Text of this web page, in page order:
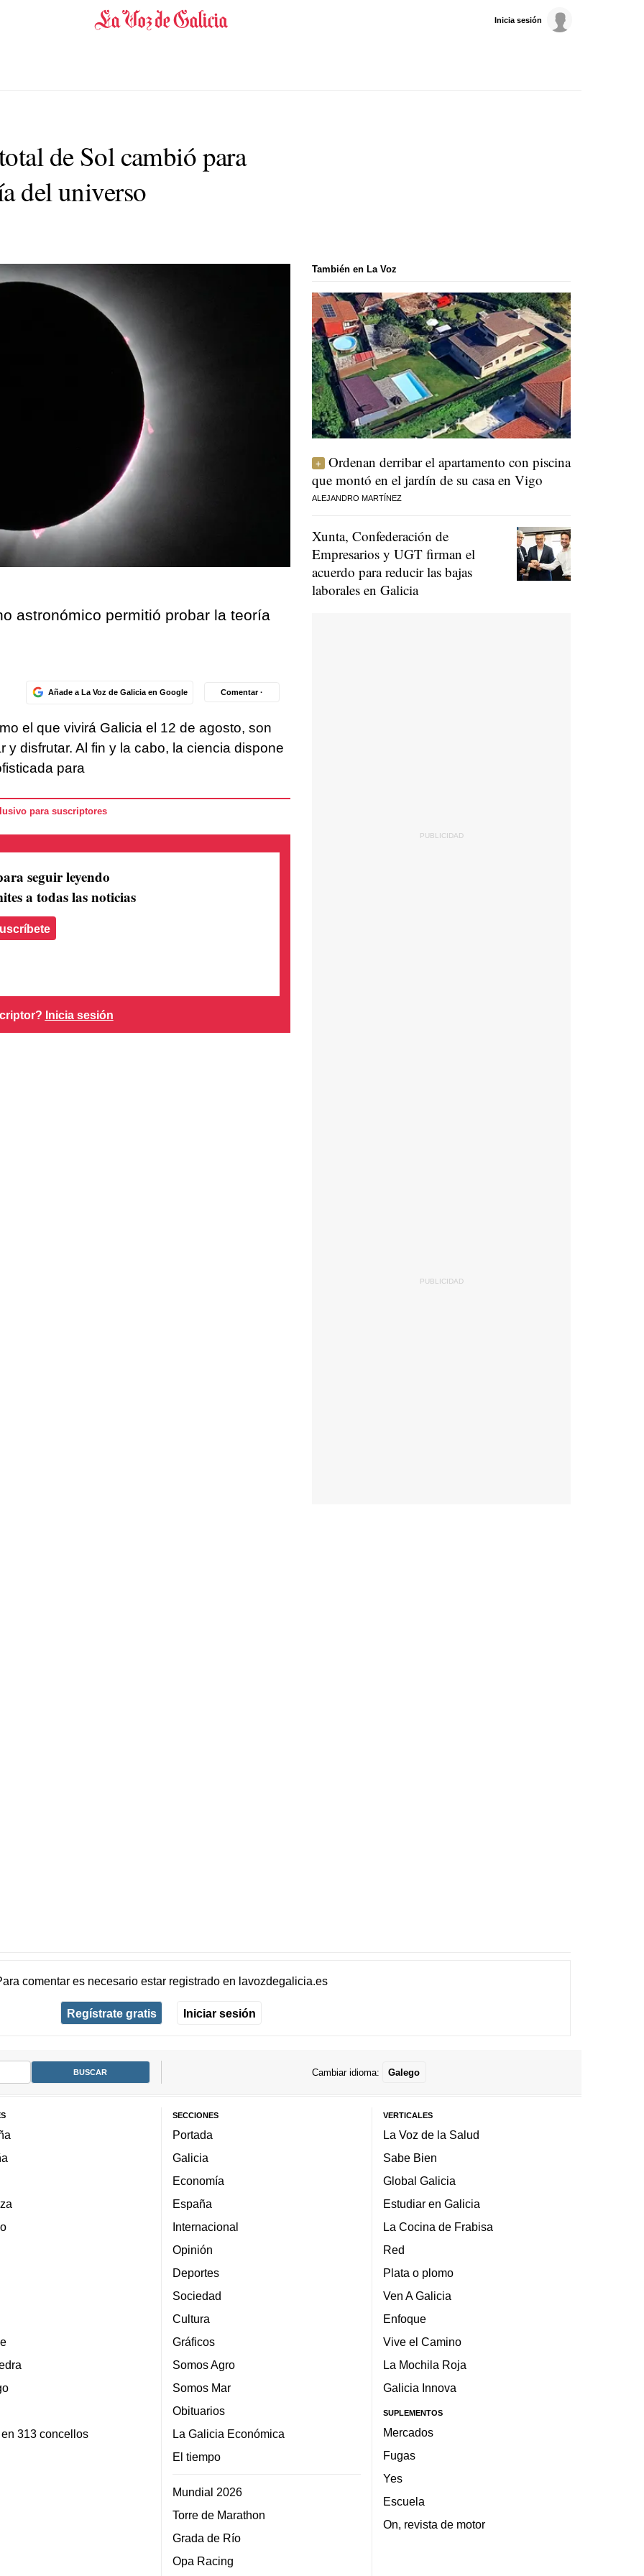
Inicia sesión
de Sol cambió para
del universo
astronómico permitió probar la teoría
Añade a La Voz de Galicia en Google Comentar ·
el que vivirá Galicia el 12 de agosto, son
y disfrutar. Al fin y la cabo, la ciencia dispone
para
para suscriptores
seguir leyendo
a todas las noticias
Inicia sesión
También en La Voz
Ordenan derribar el apartamento con piscina
que montó en el jardín de su casa en Vigo
ALEJANDRO MARTÍNEZ
Xunta, Confederación de
Empresarios y UGT firman el
acuerdo para reducir las bajas
laborales en Galicia
comentar es necesario estar registradoen lavozdegalicia.es
Regístrate gratis Iniciar sesión
Cambiar idioma: Galego
313 concellos
SECCIONES
Portada
Galicia
Economía
España
Internacional
Opinión
Deportes
Sociedad
Cultura
Gráficos
Somos Agro
Somos Mar
Obituarios
La Galicia Económica
El tiempo
Mundial 2026
Torre de Marathon
Grada de Río
Opa Racing
VERTICALES
La Voz de la Salud
Sabe Bien
Global Galicia
Estudiar en Galicia
La Cocina de Frabisa
Red
Plata o plomo
Ven A Galicia
Enfoque
Vive el Camino
La Mochila Roja
Galicia Innova
SUPLEMENTOS
Mercados
Fugas
Yes
Escuela
On, revista de motor